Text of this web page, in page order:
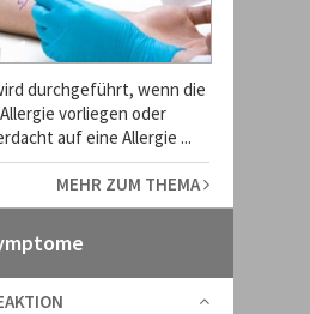
durchgeführt, wenn die
vorliegen oder
auf eine Allergie ...
MEHR ZUM THEMA